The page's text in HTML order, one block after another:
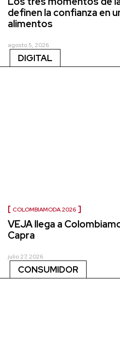
definen la confianza en
alimentos
agosto 5, 2026
DIGITAL
COLOMBIAMODA 2026
VEJA llega a
Capra
julio 27, 2026
CONSUMIDOR